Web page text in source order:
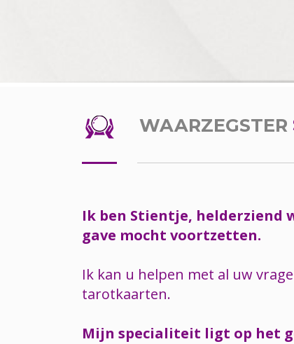
WAARZEGSTER
Ik ben Stientje, helderziend
gave mocht voortzetten.
Ik kan u helpen met al uw
tarotkaarten.
Mijn specialiteit ligt op het